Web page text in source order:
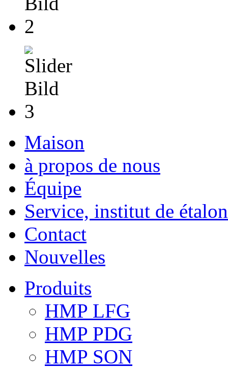
Maison
à propos de nous
Équipe
Service, institut de
Contact
Nouvelles
Produits
HMP LFG
HMP PDG
HMP SON